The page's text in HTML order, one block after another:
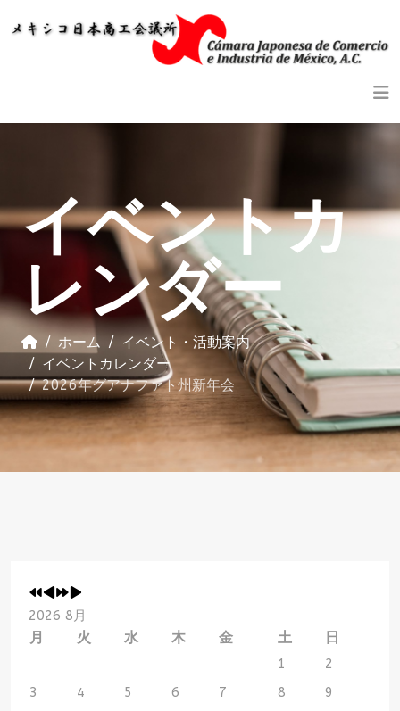
イベントカ
レンダー
ホーム
イベント・活動案内
イベントカレンダー
2026年グアナファト州新年会
YearMonth
YearMonth
2026 8月
月 火 水 木 金 土 日
1
2
3
4 5 6 7 8
9